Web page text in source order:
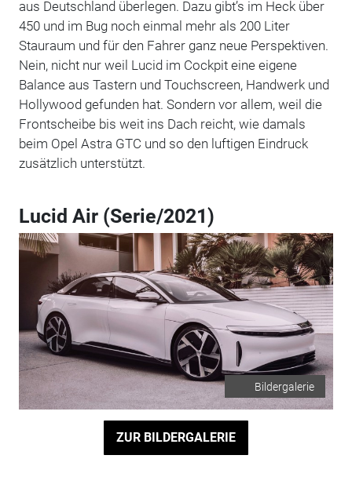
aus Deutschland überlegen. Dazu gibt’s im Heck über
450 und im Bug noch einmal mehr als 200 Liter
Stauraum und für den Fahrer ganz neue Perspektiven.
Nein, nicht nur weil Lucid im Cockpit eine eigene
Balance aus Tastern und Touchscreen, Handwerk und
Hollywood gefunden hat. Sondern vor allem, weil die
Frontscheibe bis weit ins Dach reicht, wie damals
beim Opel Astra GTC und so den luftigen Eindruck
zusätzlich unterstützt.
Lucid Air (Serie/2021)
Bildergalerie
ZUR BILDERGALERIE